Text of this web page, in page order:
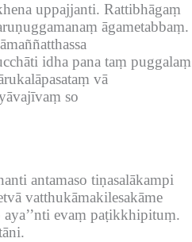
uppajjanti. Rattibhāgaṃ
āgametabbaṃ.
idha pana taṃ puggalaṃ
vā
so
antamaso tiṇasalākampi
vatthukāmakilesakāme
evaṃ paṭikkhipituṃ.